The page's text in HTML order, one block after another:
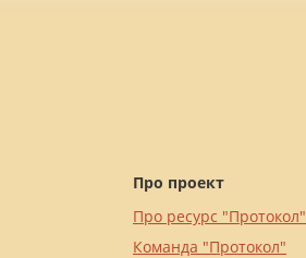
Про проект
Про ресурс "Протокол"
Команда "Протокол"